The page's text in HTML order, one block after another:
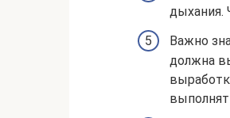
дыхания.
Важно
должна